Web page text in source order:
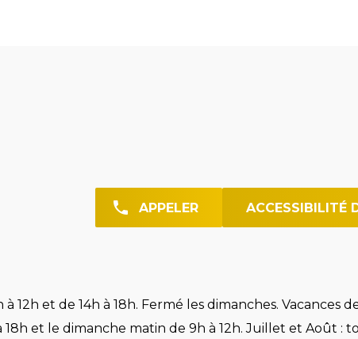
APPELER ACCESSIBILITÉ
12h et de 14h à 18h. Fermé les dimanches.
18h et le dimanche matin de 9h à 12h. Juillet et Août :